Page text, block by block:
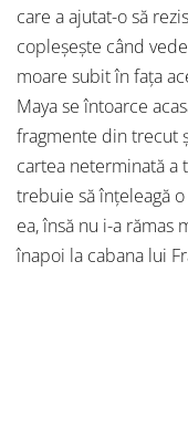
care a ajutat-o să
copleșește când
moare subit în fața
Maya se întoarce
fragmente din trecut
cartea neterminată a
trebuie să înțeleagă
ea, însă nu i-a
înapoi la cabana lui